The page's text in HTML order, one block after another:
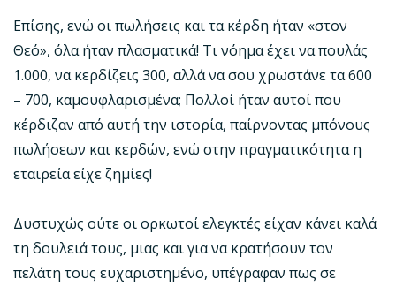
Επίσης, ενώ οι πωλήσεις και τα κέρδη ήταν «στον
Θεό», όλα ήταν πλασματικά! Τι νόημα έχει να πουλάς
1.000, να κερδίζεις 300, αλλά να σου χρωστάνε τα 600
– 700, καμουφλαρισμένα; Πολλοί ήταν αυτοί που
κέρδιζαν από αυτή την ιστορία, παίρνοντας μπόνους
πωλήσεων και κερδών, ενώ στην πραγματικότητα η
εταιρεία είχε ζημίες!
Δυστυχώς ούτε οι ορκωτοί ελεγκτές είχαν κάνει καλά
τη δουλειά τους, μιας και για να κρατήσουν τον
πελάτη τους ευχαριστημένο, υπέγραφαν πως σε